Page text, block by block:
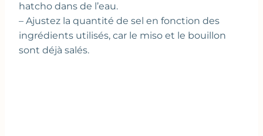
hatcho dans de l’eau.
– Ajustez la quantité de sel en fonction des
ingrédients utilisés, car le miso et le bouillon
sont déjà salés.